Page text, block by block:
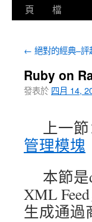
頁
檔
← 絕對的經典–評
Ruby on
發表於 四月 14,
上一節
管理模塊
本節
XML
生成通過